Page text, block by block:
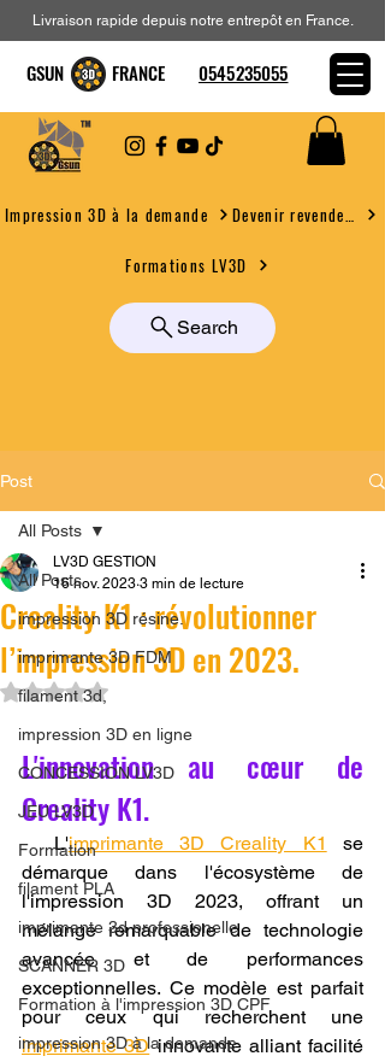
Impression 3D à la demande
Formations LV3D
Search
Livraison rapide depuis notre entrepôt en France.
GSUN FRANCE 0545235055
Post
All Posts
impression 3D résine.
imprimante 3D FDM
filament 3d,
impression 3D en ligne
CONCESSION LV3D
JEU LV3D
Formation
filament PLA
imprimante 3d professionelle
SCANNER 3D
Formation à l'impression 3D CPF
impression 3D à la demande
All Posts
Creality K1 : révolutionner
l’impression 3D en 2023.
LV3D GESTION
16 nov. 2023 3 min de lecture
Noté NaN étoiles sur 5.
L'innovation au cœur de
Creality K1.
  L'
imprimante 3D Creality K1
se
démarque dans l'écosystème de
l'impression 3D 2023, offrant un
mélange remarquable de technologie
avancée et de performances
exceptionnelles. Ce modèle est parfait
imprimante 3D innovante alliant facilité